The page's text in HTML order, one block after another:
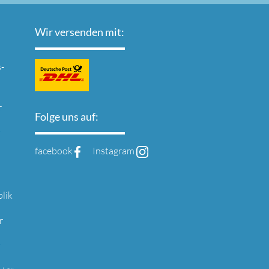
Wir versenden mit:
Folge uns auf:
facebook Instagram